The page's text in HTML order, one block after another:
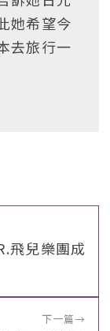
她希望今
去旅行一
飛兒樂團成
下一篇→